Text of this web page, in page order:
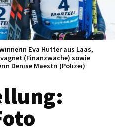
Eva Hutter aus Laas,
(Finanzwache) sowie
Denise Maestri (Polizei)